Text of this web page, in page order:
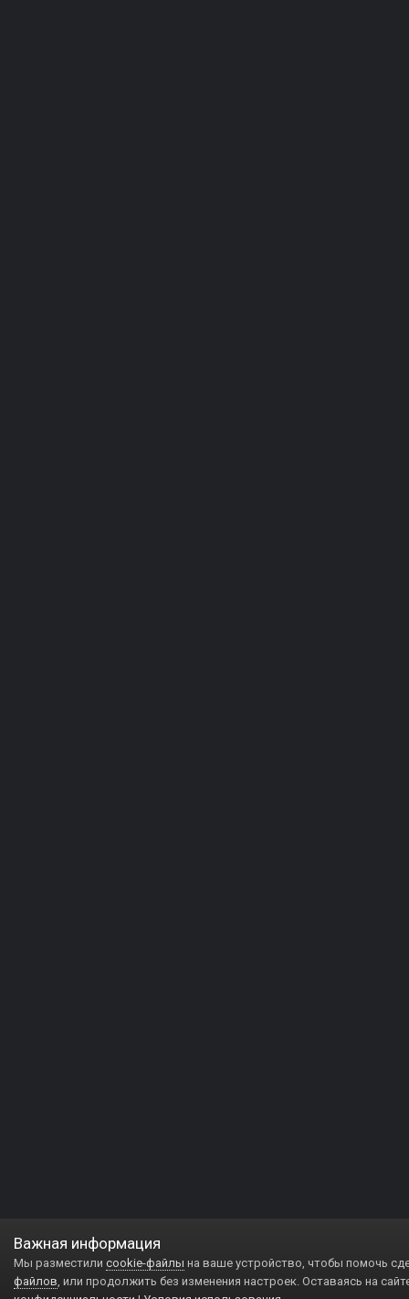
Важная информация
Мы разместили cookie-файлы на ваше устройство, чтобы помочь
файлов, или продолжить без изменения настроек. Оставаясь на